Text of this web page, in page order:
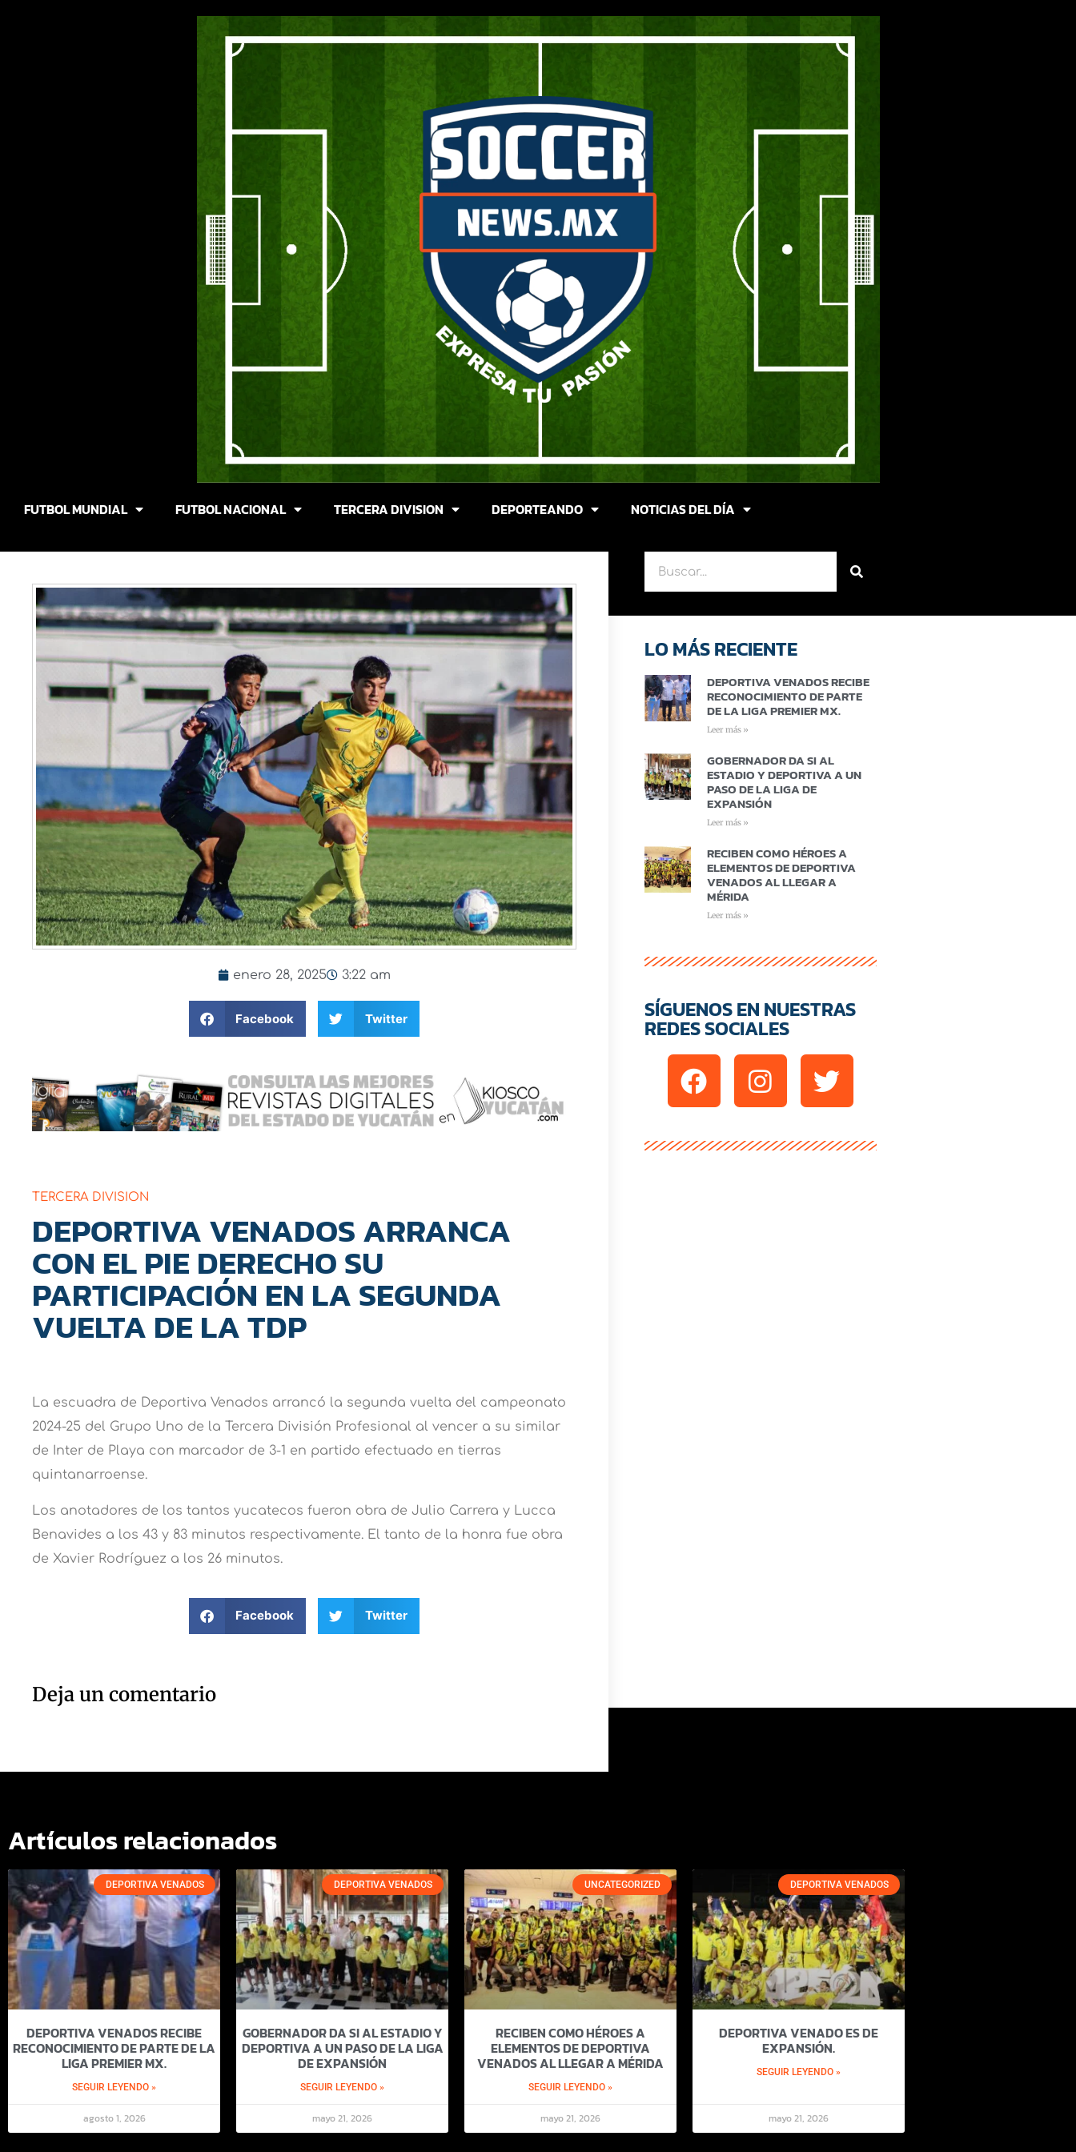
FUTBOL MUNDIAL FUTBOL NACIONAL TERCERA DIVISION DEPORTEANDO NOTICIAS DEL DÍA
enero 28, 2025 3:22 am
Facebook Twitter
TERCERA DIVISION
DEPORTIVA VENADOS ARRANCA
CON EL PIE DERECHO SU
PARTICIPACIÓN EN LA SEGUNDA
VUELTA DE LA TDP
La escuadra de Deportiva Venados arrancó la segunda vuelta del campeonato
2024-25 del Grupo Uno de la Tercera División Profesional al vencer a su similar
de Inter de Playa con marcador de 3-1 en partido efectuado en tierras
quintanarroense.
Los anotadores de los tantos yucatecos fueron obra de Julio Carrera y Lucca
Benavides a los 43 y 83 minutos respectivamente. El tanto de la honra fue obra
de Xavier Rodríguez a los 26 minutos.
Facebook Twitter
Deja un comentario
LO MÁS RECIENTE
DEPORTIVA VENADOS RECIBE
RECONOCIMIENTO DE PARTE
DE LA LIGA PREMIER MX.
Leer más »
GOBERNADOR DA SI AL
ESTADIO Y DEPORTIVA A UN
PASO DE LA LIGA DE
EXPANSIÓN
Leer más »
RECIBEN COMO HÉROES A
ELEMENTOS DE DEPORTIVA
VENADOS AL LLEGAR A
MÉRIDA
Leer más »
SÍGUENOS EN NUESTRAS
REDES SOCIALES
Artículos relacionados
DEPORTIVA VENADOS
DEPORTIVA VENADOS RECIBE
RECONOCIMIENTO DE PARTE DE LA
LIGA PREMIER MX.
SEGUIR LEYENDO »
agosto 1, 2026
DEPORTIVA VENADOS
GOBERNADOR DA SI AL ESTADIO Y
DEPORTIVA A UN PASO DE LA LIGA
DE EXPANSIÓN
SEGUIR LEYENDO »
mayo 21, 2026
UNCATEGORIZED
RECIBEN COMO HÉROES A
ELEMENTOS DE DEPORTIVA
VENADOS AL LLEGAR A MÉRIDA
SEGUIR LEYENDO »
mayo 21, 2026
DEPORTIVA VENADOS
DEPORTIVA VENADO ES DE
EXPANSIÓN.
SEGUIR LEYENDO »
mayo 21, 2026